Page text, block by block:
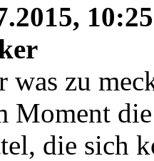
10:25
was zu
Moment
die sich